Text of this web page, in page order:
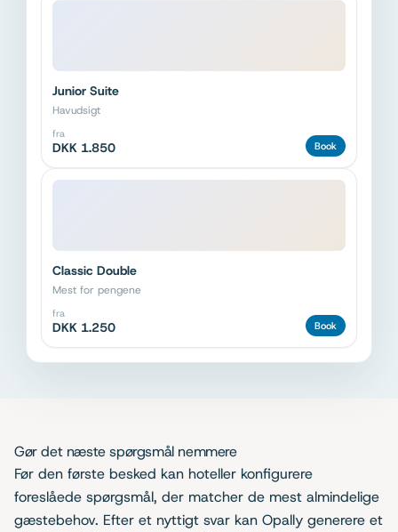
Junior Suite
Havudsigt
fra
DKK 1.850 Book
Classic Double
Mest for pengene
fra
DKK 1.250 Book
Gør det næste spørgsmål nemmere
Før den første besked kan hoteller konfigurere
foreslåede spørgsmål, der matcher de mest almindelige
gæstebehov. Efter et nyttigt svar kan Opally generere et